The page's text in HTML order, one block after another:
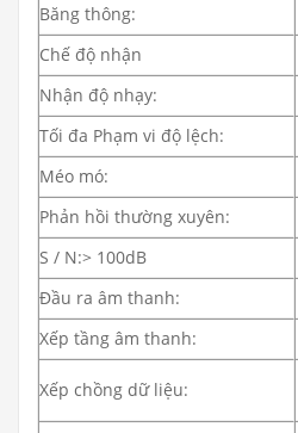
Băng thông:
Chế độ nhận
Nhận độ nhạy:
Tối đa Phạm vi độ lệch:
Méo mó:
Phản hồi thường xuyên:
S / N:> 100dB
Đầu ra âm thanh:
Xếp tầng âm thanh:
Xếp chồng dữ liệu: